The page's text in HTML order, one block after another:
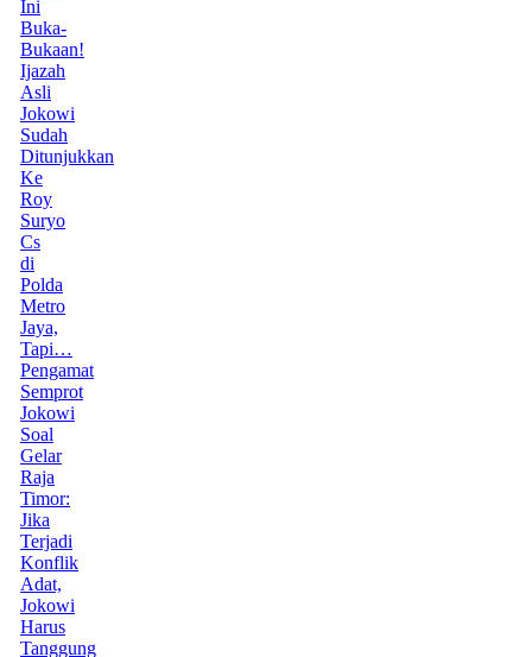
Ini
Buka-
Bukaan!
Ijazah
Asli
Jokowi
Sudah
Ditunjukkan
Ke
Roy
Suryo
Cs
di
Polda
Metro
Jaya,
Tapi…
Pengamat
Semprot
Jokowi
Soal
Gelar
Raja
Timor:
Jika
Terjadi
Konflik
Adat,
Jokowi
Harus
Tanggung